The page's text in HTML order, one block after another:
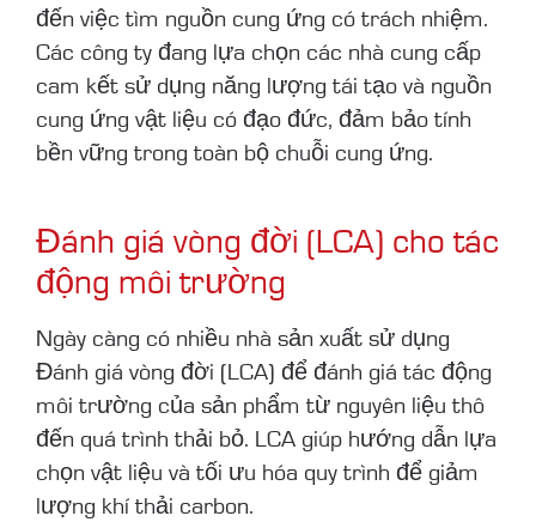
đến việc tìm nguồn cung ứng có trách nhiệm.
Các công ty đang lựa chọn các nhà cung cấp
cam kết sử dụng năng lượng tái tạo và nguồn
cung ứng vật liệu có đạo đức, đảm bảo tính
bền vững trong toàn bộ chuỗi cung ứng.
Đánh giá vòng đời (LCA) cho tác
động môi trường
Ngày càng có nhiều nhà sản xuất sử dụng
Đánh giá vòng đời (LCA) để đánh giá tác động
môi trường của sản phẩm từ nguyên liệu thô
đến quá trình thải bỏ. LCA giúp hướng dẫn lựa
chọn vật liệu và tối ưu hóa quy trình để giảm
lượng khí thải carbon.